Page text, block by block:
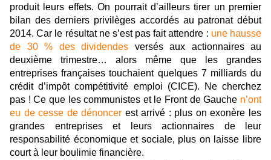
produit leurs effets. On pourrait d’ailleurs tirer un premier
bilan des derniers privilèges accordés au patronat début
2014. Car le résultat ne s’est pas fait attendre : une hausse
de 30 % des dividendes versés aux actionnaires au
deuxième trimestre… alors même que les grandes
entreprises françaises touchaient quelques 7 milliards du
crédit d’impôt compétitivité emploi (CICE). Ne cherchez
pas ! Ce que les communistes et le Front de Gauche n’ont
eu de cesse de dénoncer est arrivé : plus on exonère les
grandes entreprises et leurs actionnaires de leur
responsabilité économique et sociale, plus on laisse libre
court à leur boulimie financière.